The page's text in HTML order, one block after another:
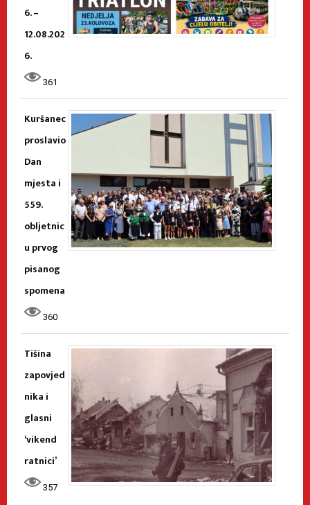
6. –
12.08.202
6.
361
Kuršanec
proslavio
Dan
mjesta i
559.
obljetnic
u prvog
pisanog
spomena
360
Tišina
zapovjed
nika i
glasni
‘vikend
ratnici’
357